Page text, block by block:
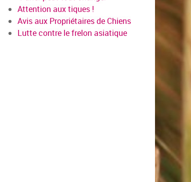
Attention aux tiques !
Avis aux Propriétaires de Chiens
Lutte contre le frelon asiatique